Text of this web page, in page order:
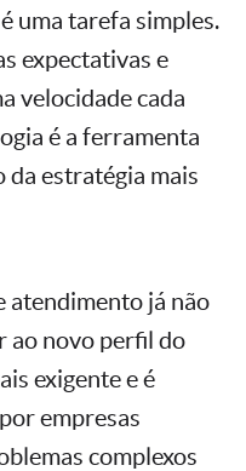
uma tarefa simples.
expectativas e
velocidade cada
é a ferramenta
estratégia mais
atendimento já não
ao novo perfil do
exigente e é
empresas
complexos